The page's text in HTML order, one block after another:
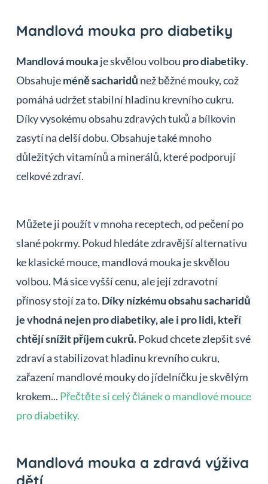
Mandlová mouka pro diabetiky
Mandlová moukaje skvělou volbou pro diabetiky.
Obsahujeméně sacharidů než běžné mouky, což
pomáhá udržet stabilní hladinu krevního cukru.
Díky vysokému obsahu zdravých tuků a bílkovin
zasytí na delší dobu. Obsahuje také mnoho
důležitých vitamínů a minerálů, které podporují
celkové zdraví.
Můžete ji použít v mnoha receptech, od pečení po
slané pokrmy. Pokud hledáte zdravější alternativu
ke klasické mouce, mandlová mouka je skvělou
volbou. Má sice vyšší cenu, ale její zdravotní
přínosy stojí za to. Díky nízkému obsahu sacharidů
je vhodná nejen pro diabetiky, ale i pro lidi, kteří
chtějí snížit příjem cukrů.Pokud chcete zlepšit své
zdraví a stabilizovat hladinu krevního cukru,
zařazení mandlové mouky do jídelníčku je skvělým
krokem... Přečtěte si celý článek o mandlové mouce
pro diabetiky.
Mandlová mouka a zdravá výživa
dětí